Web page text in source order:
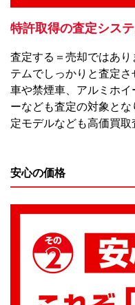
特許取得の査定シス
査定する＝売却ではあ
テムでしっかりと査定
車や禁煙車、アルミホ
ーなども査定の対象と
定モデルなども高価買取
安心の価格